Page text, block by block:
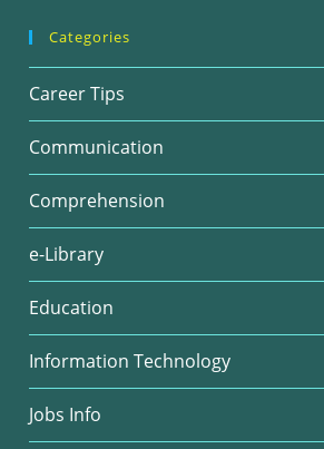
Categories
Career Tips
Communication
Comprehension
e-Library
Education
Information Technology
Jobs Info